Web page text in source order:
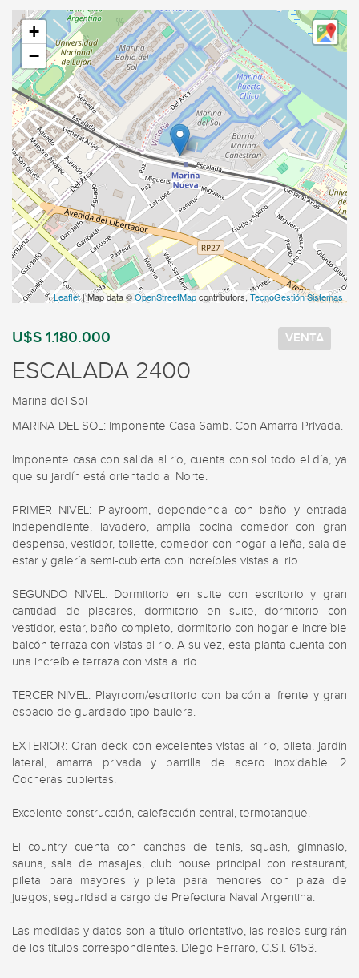
+
−
Leaflet| Map data ©OpenStreetMapcontributors, TecnoGestión Sistemas
U$S 1.180.000 VENTA
ESCALADA 2400
Marina del Sol
MARINA DEL SOL: Imponente Casa 6amb. Con Amarra Privada.
Imponente casa con salida al rio, cuenta con sol todo el día, ya
que su jardín está orientado al Norte.
PRIMER NIVEL: Playroom, dependencia con baño y entrada
independiente, lavadero, amplia cocina comedor con gran
despensa, vestidor, toilette, comedor con hogar a leña, sala de
estar y galería semi-cubierta con increíbles vistas al rio.
SEGUNDO NIVEL: Dormitorio en suite con escritorio y gran
cantidad de placares, dormitorio en suite, dormitorio con
vestidor, estar, baño completo, dormitorio con hogar e increíble
balcón terraza con vistas al rio. A su vez, esta planta cuenta con
una increíble terraza con vista al rio.
TERCER NIVEL: Playroom/escritorio con balcón al frente y gran
espacio de guardado tipo baulera.
EXTERIOR: Gran deck con excelentes vistas al rio, pileta, jardín
lateral, amarra privada y parrilla de acero inoxidable. 2
Cocheras cubiertas.
Excelente construcción, calefacción central, termotanque.
El country cuenta con canchas de tenis, squash, gimnasio,
sauna, sala de masajes, club house principal con restaurant,
pileta para mayores y pileta para menores con plaza de
juegos, seguridad a cargo de Prefectura Naval Argentina.
Las medidas y datos son a título orientativo, las reales surgirán
de los títulos correspondientes. Diego Ferraro, C.S.I. 6153.